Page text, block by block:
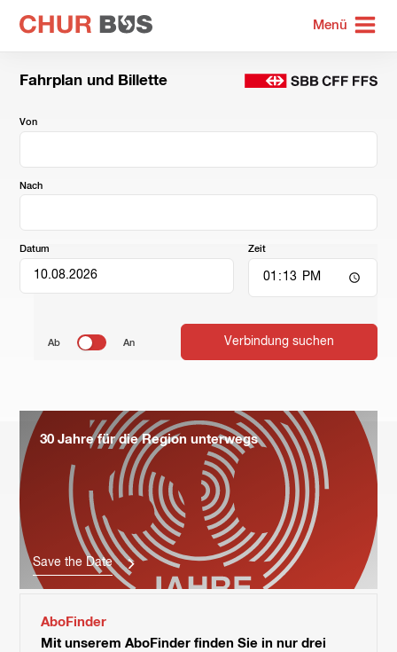
zur
Startseite
Menü
Fahrplan und Billette
Von
Nach
Datum Zeit
Ab An
30 Jahre für die Region unterwegs
Save the Date
AboFinder
Mit unserem AboFinder finden Sie in nur drei